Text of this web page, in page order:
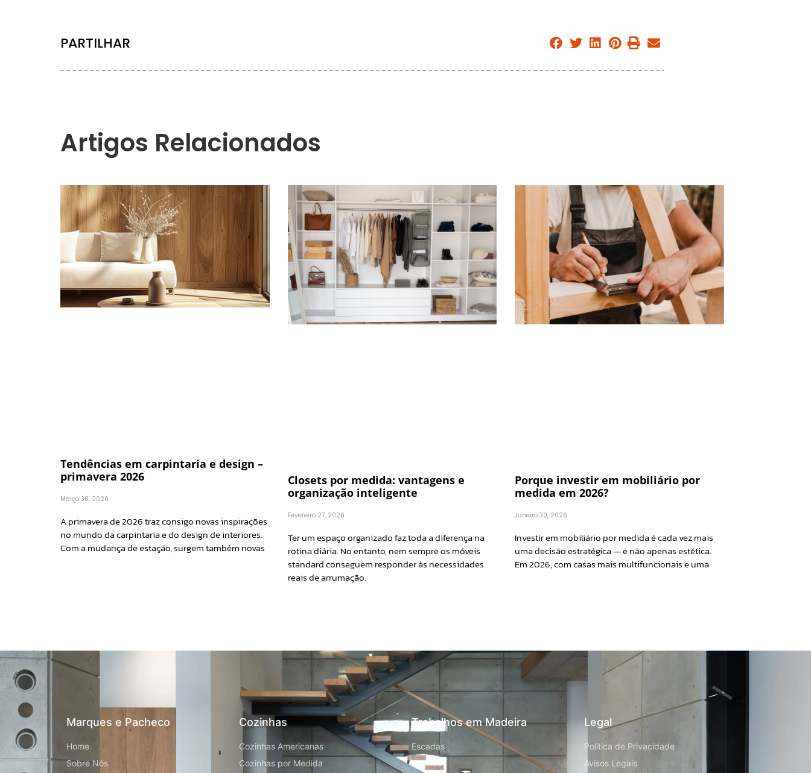
PARTILHAR
Artigos Relacionados
Tendências em carpintaria e design –
primavera 2026
Março 30, 2026
A primavera de 2026 traz consigo novas inspirações
no mundo da carpintaria e do design de interiores.
Com a mudança de estação, surgem também novas
Closets por medida: vantagens e
organização inteligente
Fevereiro 27, 2026
Ter um espaço organizado faz toda a diferença na
rotina diária. No entanto, nem sempre os móveis
standard conseguem responder às necessidades
reais de arrumação.
Porque investir em mobiliário por
medida em 2026?
Janeiro 30, 2026
Investir em mobiliário por medida é cada vez mais
uma decisão estratégica — e não apenas estética.
Em 2026, com casas mais multifuncionais e uma
Marques e Pacheco
Home
Sobre Nós
Cozinhas
Cozinhas Americanas
Cozinhas por Medida
Trabalhos em Madeira
Escadas
Janelas
Legal
Política de Privacidade
Avisos Legais